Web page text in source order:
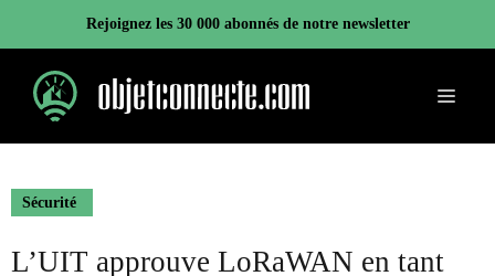
contenu
Rejoignez les 30 000 abonnés de notre newsletter
Menu
Sécurité
L’UIT approuve LoRaWAN en tant